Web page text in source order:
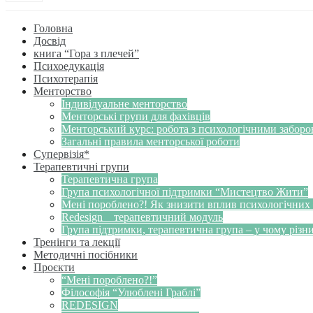
Головна
Досвід
книга “Гора з плечей”
Психоедукація
Психотерапія
Менторство
Індивідуальне менторство
Менторські групи для фахівців
Менторський курс: робота з психологічними
Загальні правила менторської роботи
Супервізія*
Терапевтичні групи
Терапевтична група
Група психологічної підтримки “Мистецтво Жити”
Мені пороблено?! Як знизити вплив психологічних
Redesign _ терапевтичний модуль
Група підтримки, терапевтична група – у чому
Тренінги та лекції
Методичні посібники
Проєкти
“Мені пороблено?!”
Філософія “Улюблені Граблі”
REDESIGN